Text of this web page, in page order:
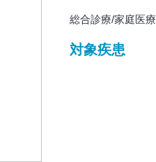
総合診療/家庭医療
対象疾患